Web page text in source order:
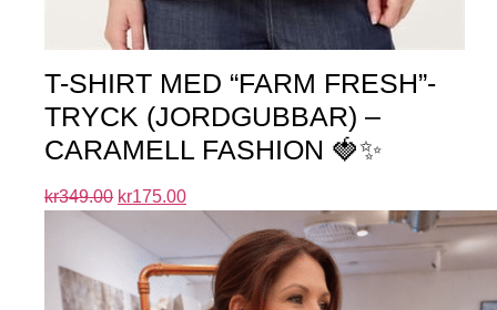
T-SHIRT MED “FARM FRESH”-
TRYCK (JORDGUBBAR) –
CARAMELL FASHION 🍓✨
kr349.00 kr175.00